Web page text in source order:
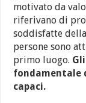
motivato da
riferivano di
soddisfatte
persone sono
primo luogo.
fondamentale
capaci.